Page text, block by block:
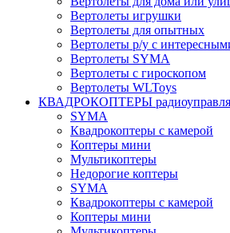
Вертолеты игрушки
Вертолеты для опытных
Вертолеты р/у с
Вертолеты SYMA
Вертолеты с гироскопом
Вертолеты WLToys
КВАДРОКОПТЕРЫ
SYMA
Квадрокоптеры с камерой
Коптеры мини
Мультикоптеры
Недорогие коптеры
SYMA
Квадрокоптеры с камерой
Коптеры мини